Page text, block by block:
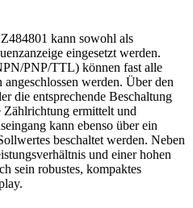
kann sowohl als
eingesetzt werden.
PNP/TTL) können fast alle
werden. Über den
die entsprechende Beschaltung
Zählrichtung ermittelt und
kann ebenso über ein
beschaltet werden. Neben
und einer hohen
sein robustes, kompaktes